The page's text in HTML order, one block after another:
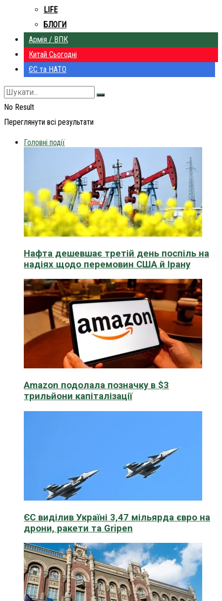
LIFE
БЛОГИ
Армія / ВПК
Китай Сьогодні
ЄС та НАТО
No Result
Переглянути всі результати
Головні події
Нафта дешевшає третій день поспіль на
надіях щодо перемовин США й Ірану
Amazon подолала позначку в $3
трильйони капіталізації
ЄС виділив Україні 3,47 мільярда євро на
дрони, ракети та Gripen